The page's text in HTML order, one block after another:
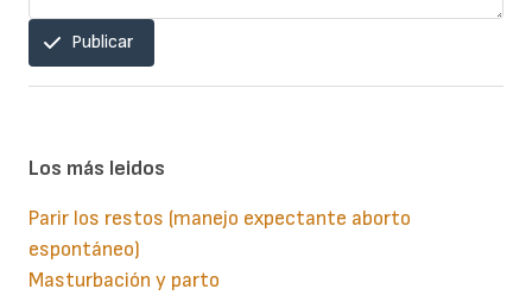
Publicar
Los más leidos
Parir los restos (manejo expectante aborto
espontáneo)
Masturbación y parto